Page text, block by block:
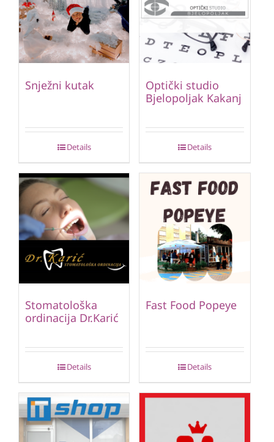
Snježni kutak
Details
Optički studio
Bjelopoljak Kakanj
Details
Stomatološka
ordinacija Dr.Karić
Details
Fast Food Popeye
Details